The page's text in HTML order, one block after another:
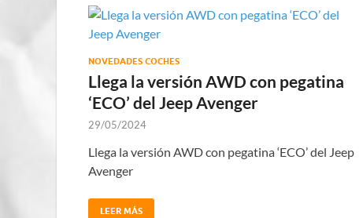
NOVEDADES COCHES
Llega la versión AWD con pegatina
‘ECO’ del Jeep Avenger
29/05/2024
Llega la versión AWD con pegatina ‘ECO’ del Jeep
Avenger
LEER MÁS